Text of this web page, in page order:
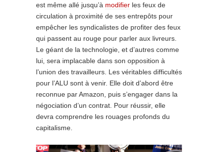
est même allé jusqu’à modifier les feux de
circulation à proximité de ses entrepôts pour
empêcher les syndicalistes de profiter des feux
qui passent au rouge pour parler aux livreurs.
Le géant de la technologie, et d’autres comme
lui, sera implacable dans son opposition à
l’union des travailleurs. Les véritables difficultés
pour l’ALU sont à venir. Elle doit d’abord être
reconnue par Amazon, puis s’engager dans la
négociation d’un contrat. Pour réussir, elle
devra comprendre les rouages profonds du
capitalisme.